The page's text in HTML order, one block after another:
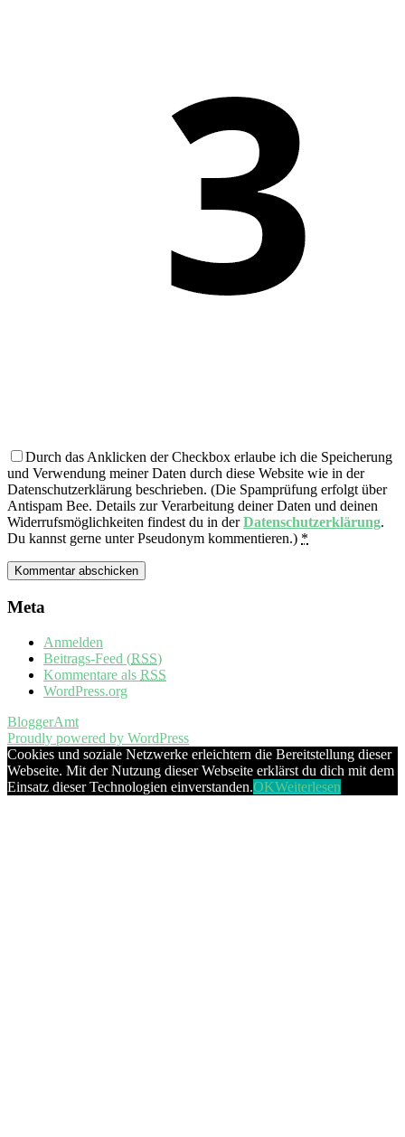
Durch das Anklicken der Checkbox erlaube ich die Speicherung
und Verwendung meiner Daten durch diese Website wie in der
Datenschutzerklärung beschrieben. (Die Spamprüfung erfolgt über
Antispam Bee. Details zur Verarbeitung deiner Daten und deinen
Widerrufsmöglichkeiten findest du in derDatenschutzerklärung.
Du kannst gerne unter Pseudonym kommentieren.) *
Meta
Anmelden
Beitrags-Feed (RSS)
Kommentare als RSS
WordPress.org
BloggerAmt
Proudly powered by WordPress
Cookies und soziale Netzwerke erleichtern die Bereitstellung dieser
Webseite. Mit der Nutzung dieser Webseite erklärst du dich mit dem
Einsatz dieser Technologien einverstanden.OKWeiterlesen